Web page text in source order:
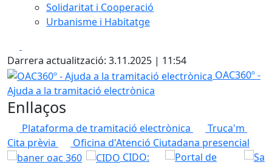
Solidaritat i Cooperació
Urbanisme i Habitatge
Darrera actualització: 3.11.2025 | 11:54
OAC360º - Ajuda a la tramitació electrònica
OAC360º -
Ajuda a la tramitació electrònica
Enllaços
Plataforma de tramitació electrònica
Truca'm
Cita prèvia
Oficina d'Atenció Ciutadana presencial
CIDO: